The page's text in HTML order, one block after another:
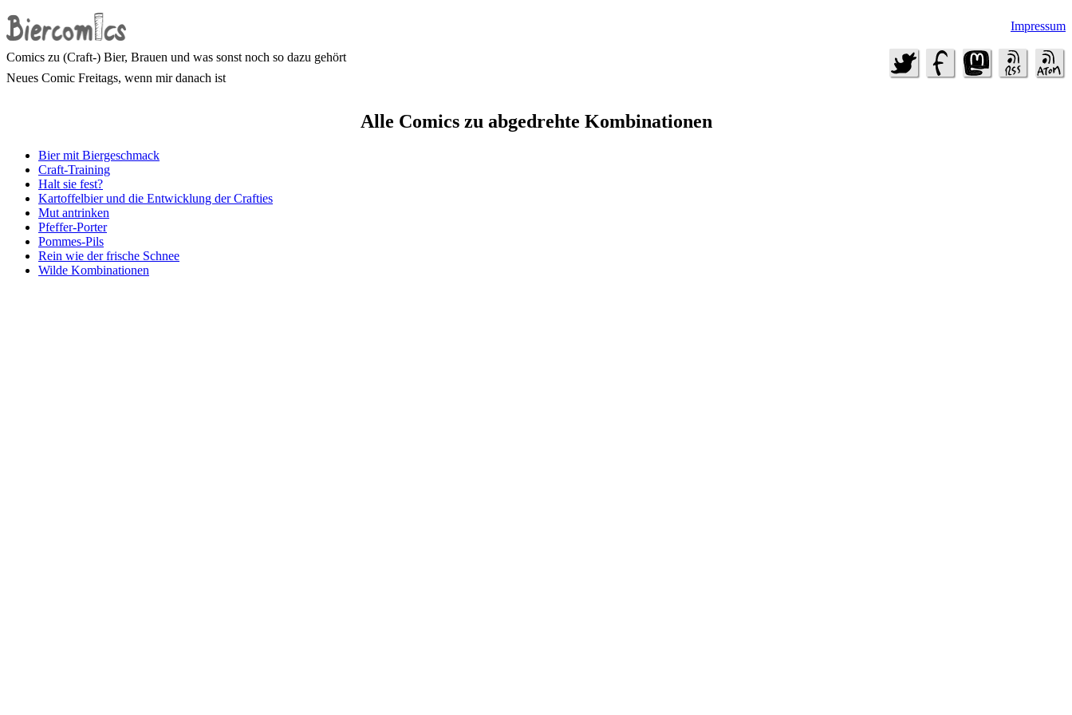
Comics zu (Craft-) Bier, Brauen und was sonst noch so dazu gehört
Neues Comic Freitags, wenn mir danach ist
Impressum
Alle Comics zu abgedrehte Kombinationen
Bier mit Biergeschmack
Craft-Training
Halt sie fest?
Kartoffelbier und die Entwicklung der Crafties
Mut antrinken
Pfeffer-Porter
Pommes-Pils
Rein wie der frische Schnee
Wilde Kombinationen